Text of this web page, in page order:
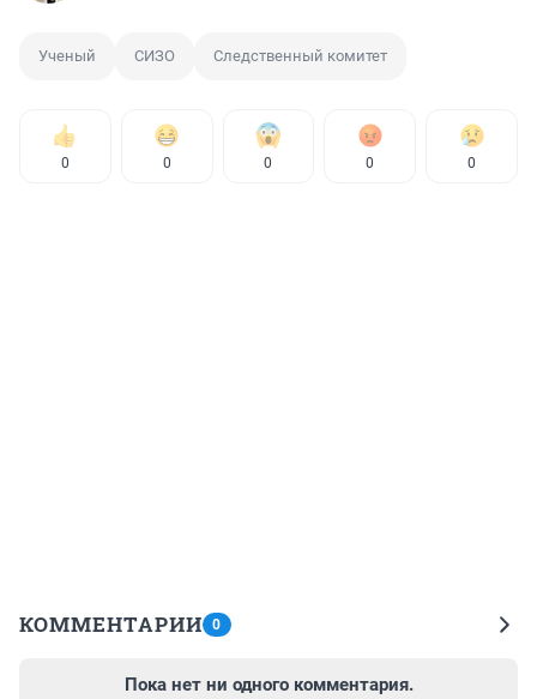
Ученый СИЗО Следственный комитет
0 0 0 0 0
КОММЕНТАРИИ 0
Пока нет ни одного комментария.